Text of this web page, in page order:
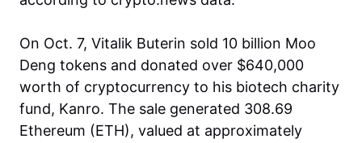
On Oct. 7, Vitalik Buterin sold 10 billion Moo
Deng tokens and donated over $640,000
worth of cryptocurrency to his biotech charity
fund, Kanro. The sale generated 308.69
Ethereum (ETH), valued at approximately